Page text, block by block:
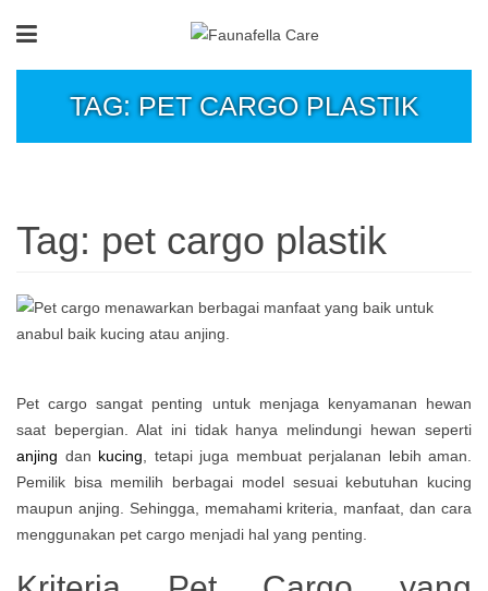
TAG: PET CARGO PLASTIK
Tag: pet cargo plastik
Pet cargo sangat penting untuk menjaga kenyamanan hewan
saat bepergian. Alat ini tidak hanya melindungi hewan seperti
anjing dan kucing , tetapi juga membuat perjalanan lebih aman.
Pemilik bisa memilih berbagai model sesuai kebutuhan kucing
maupun anjing. Sehingga, memahami kriteria, manfaat, dan cara
menggunakan pet cargo menjadi hal yang penting.